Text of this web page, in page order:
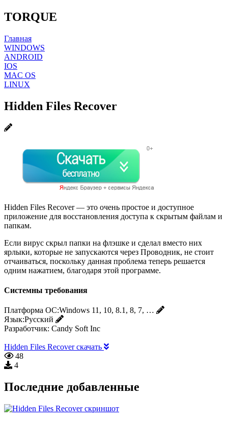
TORQUE
Главная
WINDOWS
ANDROID
IOS
MAC OS
LINUX
Hidden Files Recover
Hidden Files Recover — это очень простое и доступное
приложение для восстановления доступа к скрытым файлам и
папкам.
Если вирус скрыл папки на флэшке и сделал вместо них
ярлыки, которые не запускаются через Проводник, не стоит
отчаиваться, поскольку данная проблема теперь решается
одним нажатием, благодаря этой программе.
Системны требования
Платформа ОС:Windows 11, 10, 8.1, 8, 7, …
Язык:Русский
Разработчик: Candy Soft Inc
Hidden Files Recover скачать
48
4
Последние добавленные